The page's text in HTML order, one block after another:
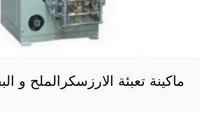
ماكينة تعبئة الارزسكرالملح و